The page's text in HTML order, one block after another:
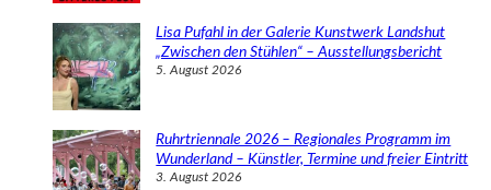
Lisa Pufahl in der Galerie Kunstwerk Landshut
„Zwischen den Stühlen“ – Ausstellungsbericht
5. August 2026
Ruhrtriennale 2026 – Regionales Programm im
Wunderland – Künstler, Termine und freier Eintritt
3. August 2026